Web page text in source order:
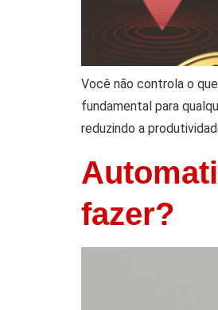
Você não controla o
fundamental para
reduzindo a
fazer?